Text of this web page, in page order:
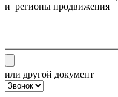
и регионы продвижения
или другой документ